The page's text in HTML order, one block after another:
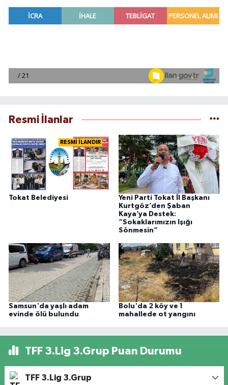
Resmi İlanlar
RESMİ İLANDIR
Tokat Belediyesi
Yeni Parti Tokat İl Başkanı
Kurtgöz’den Şaban
Kaya’ya Destek:
“Sokaklarımızın Işığı
Sönmesin”
Samsun'da yaşlı adam
evinde ölü bulundu
Bolu'da 2 köy ve 1
mahallede ot yangını
TFF 3.Lig 3.Grup Puan Durumu
TFF 3.Lig 3.Grup